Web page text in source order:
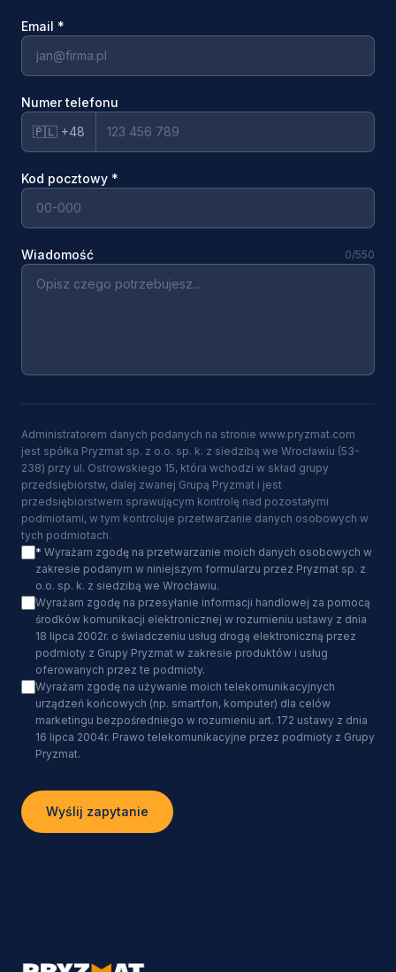
Email *
Numer telefonu
🇵🇱 +48
Kod pocztowy *
Wiadomość 0/550
Administratorem danych podanych na stronie www.pryzmat.com
jest spółka Pryzmat sp. z o.o. sp. k. z siedzibą we Wrocławiu (53-
238) przy ul. Ostrowskiego 15, która wchodzi w skład grupy
przedsiębiorstw, dalej zwanej Grupą Pryzmat i jest
przedsiębiorstwem sprawującym kontrolę nad pozostałymi
podmiotami, w tym kontroluje przetwarzanie danych osobowych w
tych podmiotach.
* Wyrażam zgodę na przetwarzanie moich danych osobowych w
zakresie podanym w niniejszym formularzu przez Pryzmat sp. z
o.o. sp. k. z siedzibą we Wrocławiu.
Wyrażam zgodę na przesyłanie informacji handlowej za pomocą
środków komunikacji elektronicznej w rozumieniu ustawy z dnia
18 lipca 2002r. o świadczeniu usług drogą elektroniczną przez
podmioty z Grupy Pryzmat w zakresie produktów i usług
oferowanych przez te podmioty.
Wyrażam zgodę na używanie moich telekomunikacyjnych
urządzeń końcowych (np. smartfon, komputer) dla celów
marketingu bezpośredniego w rozumieniu art. 172 ustawy z dnia
16 lipca 2004r. Prawo telekomunikacyjne przez podmioty z Grupy
Pryzmat.
Wyślij zapytanie